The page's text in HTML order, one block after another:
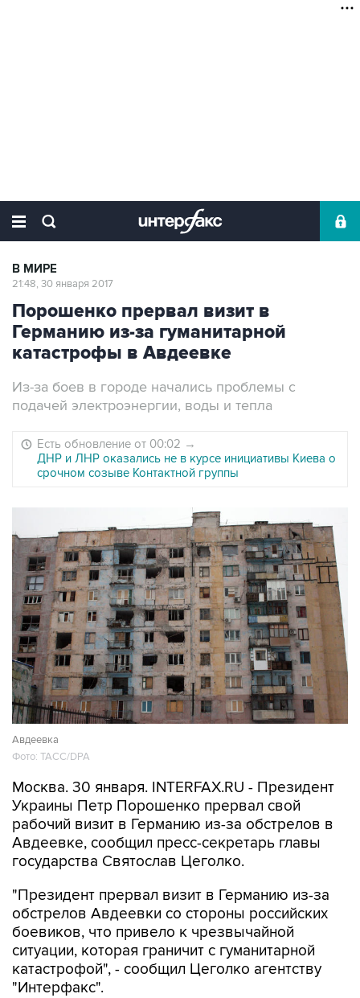
В МИРЕ
21:48, 30 января 2017
Порошенко прервал визит в
Германию из-за гуманитарной
катастрофы в Авдеевке
Из-за боев в городе начались проблемы с
подачей электроэнергии, воды и тепла
Есть обновление от 00:02 →
ДНР и ЛНР оказались не в курсе инициативы Киева о
срочном созыве Контактной группы
Авдеевка
Фото: ТАСС/DPA
Москва. 30 января. INTERFAX.RU - Президент
Украины Петр Порошенко прервал свой
рабочий визит в Германию из-за обстрелов в
Авдеевке, сообщил пресс-секретарь главы
государства Святослав Цеголко.
"Президент прервал визит в Германию из-за
обстрелов Авдеевки со стороны российских
боевиков, что привело к чрезвычайной
ситуации, которая граничит с гуманитарной
катастрофой", - сообщил Цеголко агентству
"Интерфакс".